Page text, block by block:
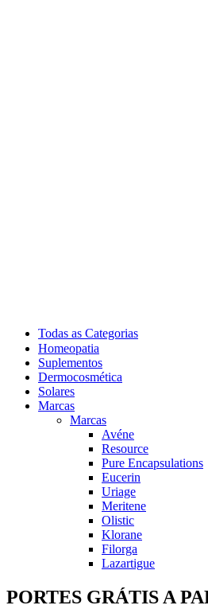
Todas as Categorias
Homeopatia
Suplementos
Dermocosmética
Solares
Marcas
Marcas
Avéne
Resource
Pure Encapsulations
Eucerin
Uriage
Meritene
Olistic
Klorane
Filorga
Lazartigue
PORTES GRÁTIS A